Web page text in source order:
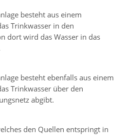
besteht aus einem
Trinkwasser in den
dort wird das Wasser in das
besteht ebenfalls aus einem
Trinkwasser über den
abgibt.
den Quellen entspringt in